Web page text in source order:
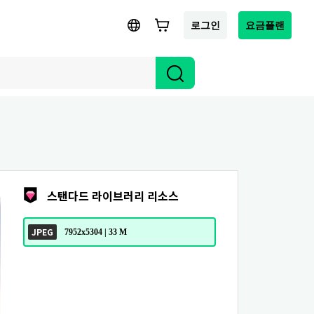
로그인 요금플랜
스탠다드 라이브러리 리소스
JPEG 7952x5304 | 33 M